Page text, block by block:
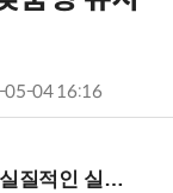
05-04 16:16
유 (9/18 양재역)